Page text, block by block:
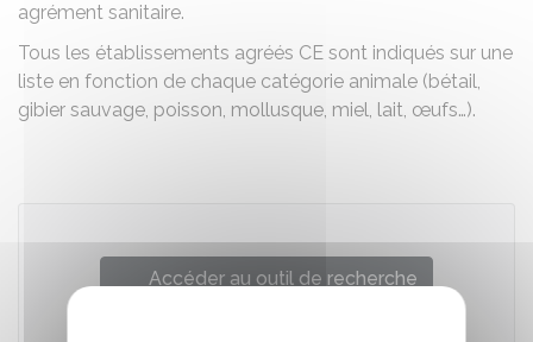
agrément sanitaire.
Tous les établissements agréés CE sont indiqués sur une
liste en fonction de chaque catégorie animale (bétail,
gibier sauvage, poisson, mollusque, miel, lait, œufs…).
Accéder au outil de recherche